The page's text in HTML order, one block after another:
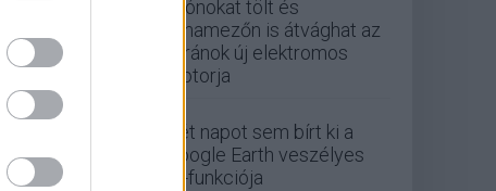
Drónokat tölt és
aknamezőn is átvághat az
ukránok új elektromos
motorja
Két napot sem bírt ki a
Google Earth veszélyes
AI-funkciója